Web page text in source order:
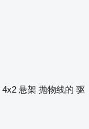
4x2 悬架 抛物线的 驱